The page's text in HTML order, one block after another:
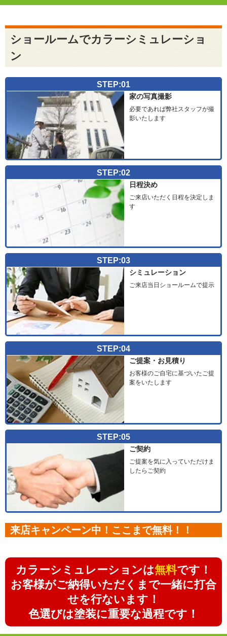
ショールームでカラーシミュレーショ
ン
STEP:01
家の写真撮影
必要であれば弊社スタッフが撮
影いたします
STEP:02
日程決め
ご来店いただく日程を決定しま
す
STEP:03
シミュレーション
ご来店当日ショールームで提示
STEP:04
ご提案・お見積り
お客様のご自宅に基づいたご提
案をいたします
STEP:05
ご契約
ご提案を気に入っていただけま
したらご契約
来店キャンペーン中！ここまで無料！！
カラーシミュレーションは無料です！
お客様がご納得いただくまで一緒に打合
せを行ないます！
色選びは塗装に重要な過程です！